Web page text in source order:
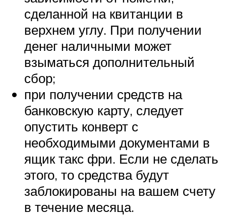
сделанной на квитанции в
верхнем углу. При получении
денег наличными может
взыматься дополнительный
сбор;
при получении средств на
банковскую карту, следует
опустить конверт с
необходимыми документами в
ящик такс фри. Если не сделать
этого, то средства будут
заблокированы на вашем счету
в течение месяца.